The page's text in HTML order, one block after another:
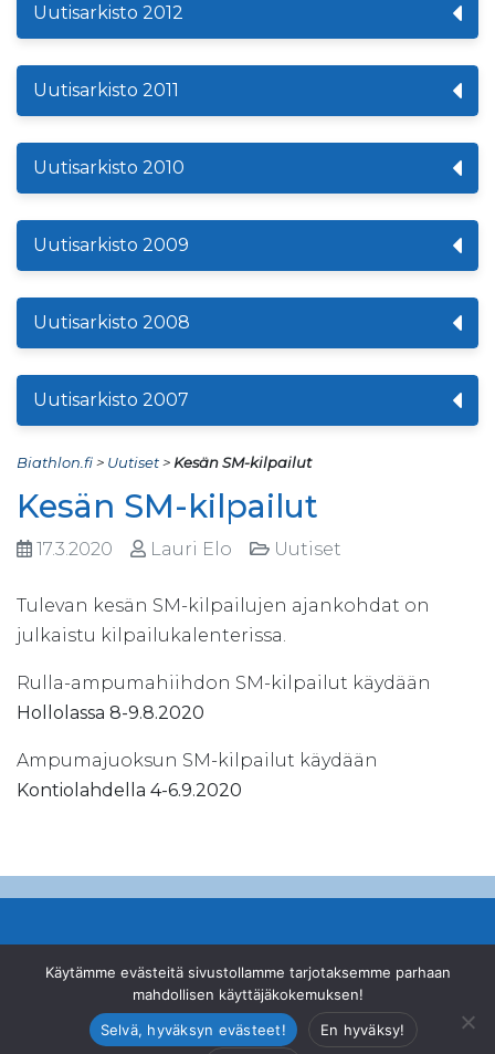
Uutisarkisto 2012
Uutisarkisto 2011
Uutisarkisto 2010
Uutisarkisto 2009
Uutisarkisto 2008
Uutisarkisto 2007
Biathlon.fi> Uutiset> Kesän SM-kilpailut
Kesän SM-kilpailut
17.3.2020 Lauri Elo Uutiset
Tulevan kesän SM-kilpailujen ajankohdat on
julkaistu kilpailukalenterissa.
Rulla-ampumahiihdon SM-kilpailut käydään
Hollolassa 8-9.8.2020
Ampumajuoksun SM-kilpailut käydään
Kontiolahdella 4-6.9.2020
© Suomen Ampumahiihtoliitto ry
Valimotie 10, 00380 Helsinki| +358 46 878 2200
office@biathlon.fi
Käytämme evästeitä sivustollamme tarjotaksemme parhaan
mahdollisen käyttäjäkokemuksen!
Selvä, hyväksyn evästeet!
En hyväksy!